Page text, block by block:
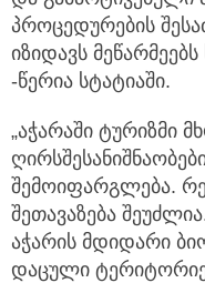
პროცედურების
იზიდავს
-წერია სტატიაში.
„აჭარაში ტურიზმი
შემოიფარგლება.
შეთავაზება
აჭარის მდიდარი
დაცული